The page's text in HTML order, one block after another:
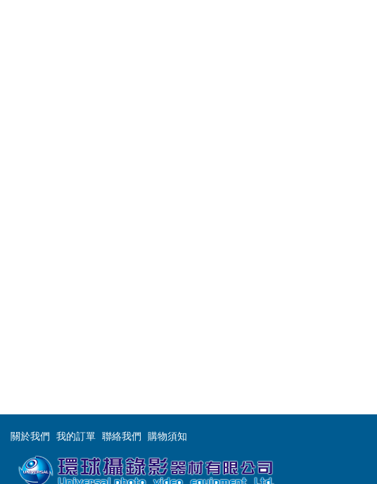
關於我們 我的訂單 聯絡我們 購物須知